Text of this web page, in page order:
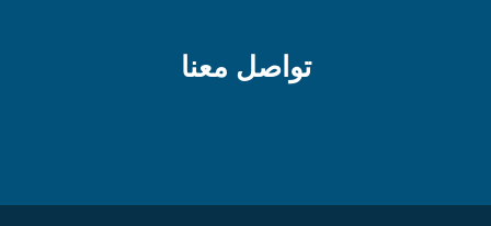
تواصل معنا